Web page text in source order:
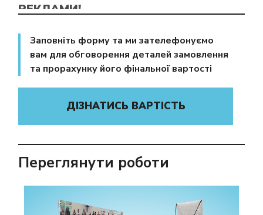
РЕКЛАМИ!
Не зволікайте – телефонуйте до нас
прямо зараз!
Заповніть форму та ми зателефонуємо
вам для обговорення деталей замовлення
та прорахунку його фінальної вартості
ДІЗНАТИСЬ ВАРТІСТЬ
Переглянути роботи